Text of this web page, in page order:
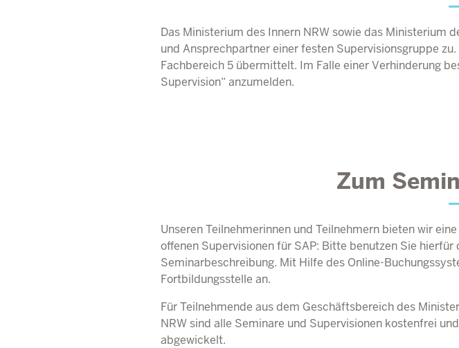
Das Ministerium des Innern NRW sowie das Ministerium
und Ansprechpartner einer festen Supervisionsgruppe
Fachbereich 5 übermittelt. Im Falle einer Verhinderung
Supervision“ anzumelden.
Zum
Unseren Teilnehmerinnen und Teilnehmern bieten wir
offenen Supervisionen für SAP: Bitte benutzen Sie hierfür
Seminarbeschreibung. Mit Hilfe des Online-
Fortbildungsstelle an.
Für Teilnehmende aus dem Geschäftsbereich des
NRW sind alle Seminare und Supervisionen kostenfrei
abgewickelt.